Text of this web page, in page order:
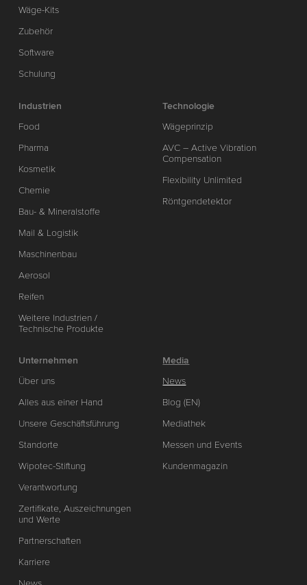
Wäge-Kits
Zubehör
Software
Schulung
Industrien
Food
Pharma
Kosmetik
Chemie
Bau- & Mineralstoffe
Mail & Logistik
Maschinenbau
Aerosol
Reifen
Weitere Industrien /
Technische Produkte
Technologie
Wägeprinzip
AVC – Active Vibration
Compensation
Flexibility Unlimited
Röntgendetektor
Unternehmen
Über uns
Alles aus einer Hand
Unsere Geschäftsführung
Standorte
Wipotec-Stiftung
Verantwortung
Zertifikate, Auszeichnungen
und Werte
Partnerschaften
Karriere
Media
News
Blog (EN)
Mediathek
Messen und Events
Kundenmagazin